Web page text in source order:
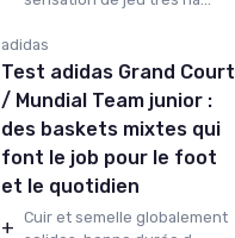
adidas
Test adidas Grand Court
/ Mundial Team junior :
des baskets mixtes qui
font le job pour le foot
et le quotidien
+ Cuir et semelle globalement